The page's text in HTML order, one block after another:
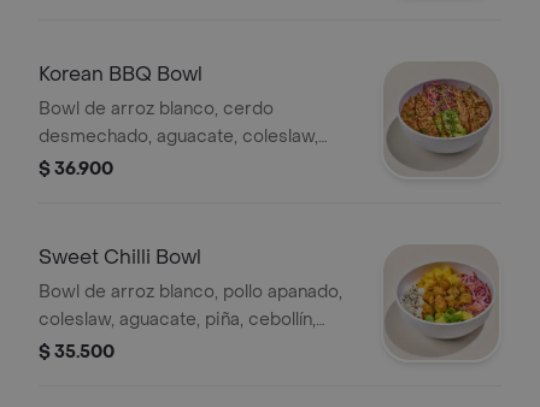
Korean BBQ Bowl
Bowl de arroz blanco, cerdo
desmechado, aguacate, coleslaw,
cebollín, cilantro, ajonjolí, cebolla
$ 36.900
Sweet Chilli Bowl
Bowl de arroz blanco, pollo apanado,
coleslaw, aguacate, piña, cebollín,
ajonjolí y salsa sweet chilli.
$ 35.500